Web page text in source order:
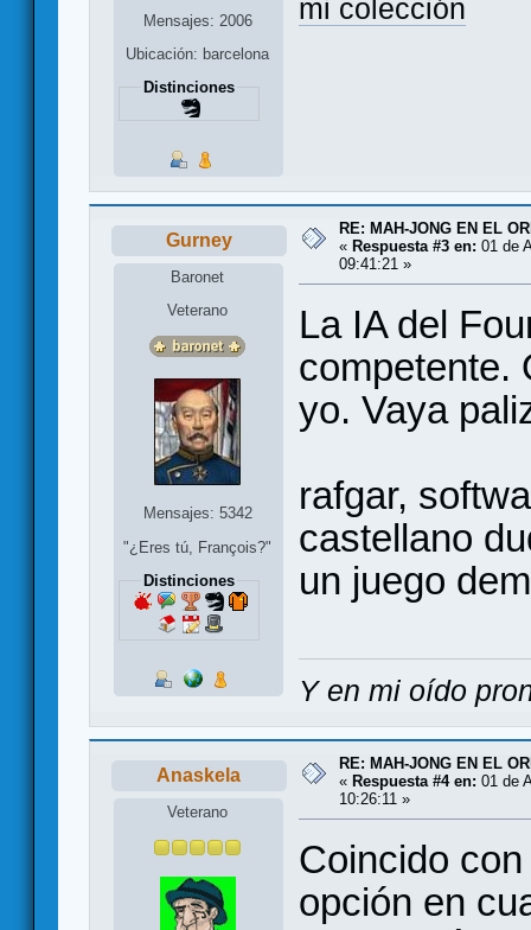
Mensajes: 2006
Ubicación: barcelona
Distinciones
mi colección
Gurney
Baronet
Veterano
Mensajes: 5342
"¿Eres tú, François?"
Distinciones
RE: MAH-JONG EN EL
« Respuesta #3 en: 01 de
09:41:21 »
La IA del
competente.
yo. Vaya
rafgar,
castellano
un juego
Y en mi oído
Anaskela
Veterano
RE: MAH-JONG EN EL
« Respuesta #4 en: 01 de
10:26:11 »
Coincido
opción en